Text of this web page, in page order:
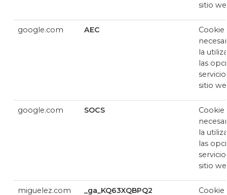
sitio
google.com AEC
Cookie
la
las
sitio
google.com SOCS
Cookie
la
las
sitio
miguelez.com _ga_KQ63XQBPQ2
Cookie